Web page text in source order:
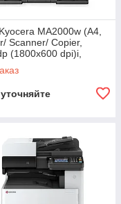
MA2000w (А4,
Scanner/ Copier,
(1800x600 dpi)i,
20 ppm, 64MB,
tray